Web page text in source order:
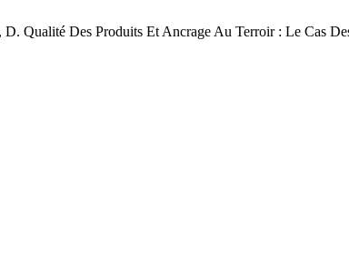
Des Produits Et Ancrage Au Terroir : Le Cas